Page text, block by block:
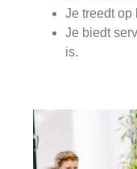
Je treedt op
Je biedt
is.